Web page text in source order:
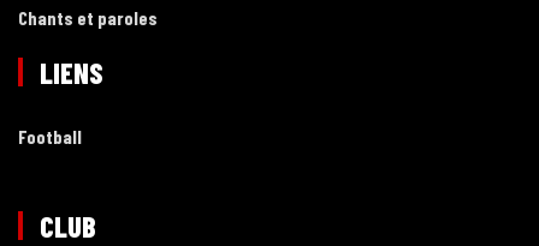
Chants et paroles
LIENS
Football
CLUB